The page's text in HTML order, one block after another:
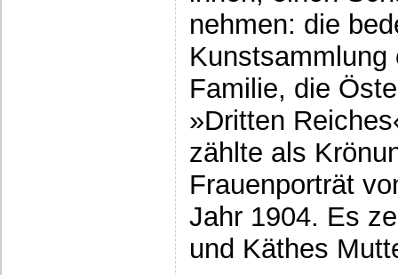
nehmen: die
Kunstsammlung
Familie, die
»Dritten
zählte als
Frauenporträt
Jahr 1904. Es
und Käthes